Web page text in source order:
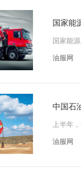
国家能
油服网
中国石
油服网